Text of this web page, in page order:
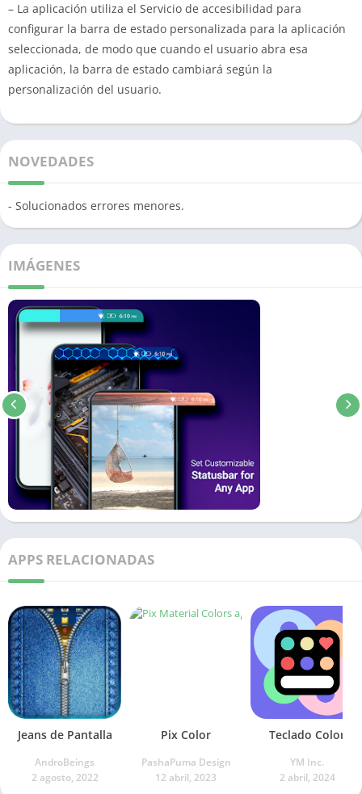
– La aplicación utiliza el Servicio de accesibilidad para
configurar la barra de estado personalizada para la aplicación
seleccionada, de modo que cuando el usuario abra esa
aplicación, la barra de estado cambiará según la
personalización del usuario.
NOVEDADES
- Solucionados errores menores.
IMÁGENES
APPS RELACIONADAS
Jeans de Pantalla
AndroBeings
2 agosto, 2022
Pix Color
PashaPuma Design
12 abril, 2023
Teclado Color
YM Inc.
2 abril, 2024